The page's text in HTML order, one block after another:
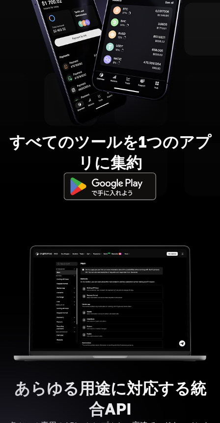
すべてのツールを1つのアプ
リに集約
あらゆる用途に対応する統
合API